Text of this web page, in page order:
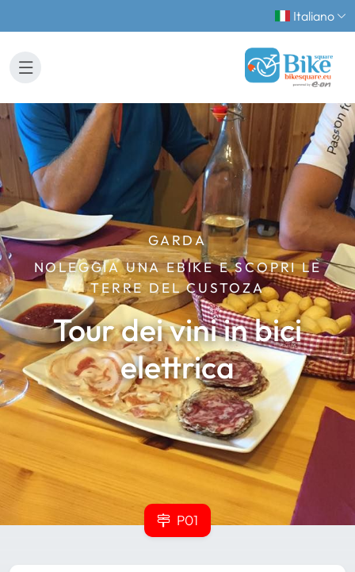
Italiano
GARDA
NOLEGGIA UNA EBIKE E SCOPRI LE
TERRE DEL CUSTOZA
Tour dei vini in bici
elettrica
P01